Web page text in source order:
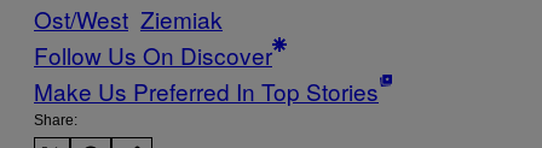
Ost/West Ziemiak
Follow Us On Discover
Make Us Preferred In Top Stories
Share: